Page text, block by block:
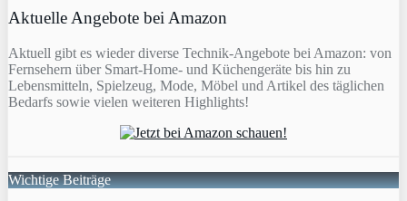
Aktuelle Angebote bei Amazon
Aktuell gibt es wieder diverse Technik-Angebote bei Amazon: von
Fernsehern über Smart-Home- und Küchengeräte bis hin zu
Lebensmitteln, Spielzeug, Mode, Möbel und Artikel des täglichen
Bedarfs sowie vielen weiteren Highlights!
Wichtige Beiträge